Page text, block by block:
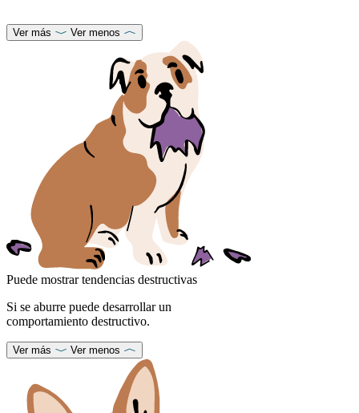
Ver más Ver menos
Puede mostrar tendencias destructivas
Si se aburre puede desarrollar un
comportamiento destructivo.
Ver más Ver menos